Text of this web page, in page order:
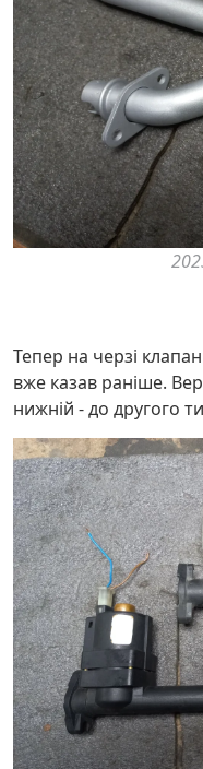
Тепер на черзі
вже казав раніше.
нижній - до другого